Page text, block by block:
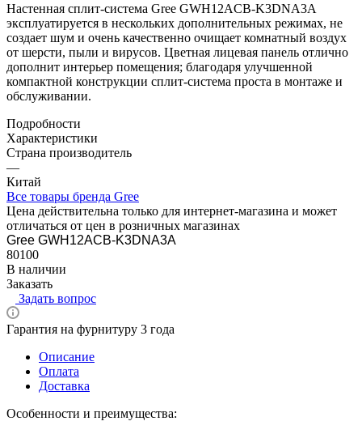
Настенная сплит-система Gree GWH12ACB-K3DNA3A
эксплуатируется в нескольких дополнительных режимах, не
создает шум и очень качественно очищает комнатный воздух
от шерсти, пыли и вирусов. Цветная лицевая панель отлично
дополнит интерьер помещения; благодаря улучшенной
компактной конструкции сплит-система проста в монтаже и
обслуживании.
Подробности
Характеристики
Страна производитель
—
Китай
Все товары бренда Gree
Цена действительна только для интернет-магазина и может
отличаться от цен в розничных магазинах
Gree GWH12ACB-K3DNA3A
80100
В наличии
Заказать
Задать вопрос
Гарантия на фурнитуру 3 года
Описание
Оплата
Доставка
Особенности и преимущества: